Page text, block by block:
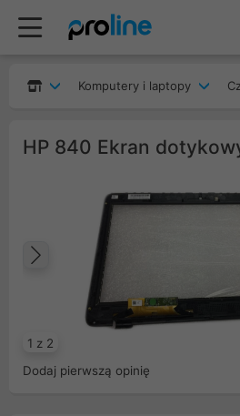
Komputery i laptopy
HP 840 Ekran
1 z 2
Poprzedni
Dodaj pierwszą opinię